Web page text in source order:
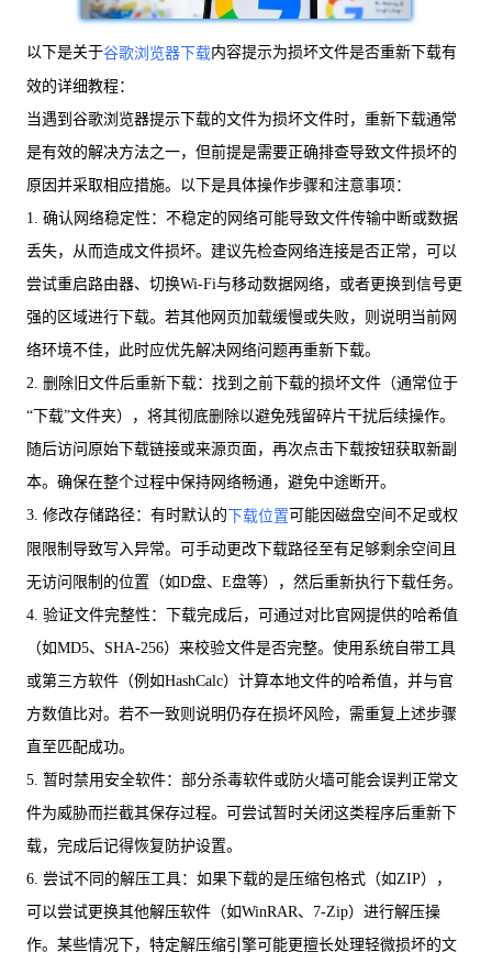
以下是关于谷歌浏览器下载内容提示为损坏文件是否重新下载有
效的详细教程：
当遇到谷歌浏览器提示下载的文件为损坏文件时，重新下载通常
是有效的解决方法之一，但前提是需要正确排查导致文件损坏的
原因并采取相应措施。以下是具体操作步骤和注意事项：
1. 确认网络稳定性：不稳定的网络可能导致文件传输中断或数据
丢失，从而造成文件损坏。建议先检查网络连接是否正常，可以
尝试重启路由器、切换Wi-Fi与移动数据网络，或者更换到信号更
强的区域进行下载。若其他网页加载缓慢或失败，则说明当前网
络环境不佳，此时应优先解决网络问题再重新下载。
2. 删除旧文件后重新下载：找到之前下载的损坏文件（通常位于
“下载”文件夹），将其彻底删除以避免残留碎片干扰后续操作。
随后访问原始下载链接或来源页面，再次点击下载按钮获取新副
本。确保在整个过程中保持网络畅通，避免中途断开。
3. 修改存储路径：有时默认的下载位置 可能因磁盘空间不足或权
限限制导致写入异常。可手动更改下载路径至有足够剩余空间且
无访问限制的位置（如D盘、E盘等），然后重新执行下载任务。
4. 验证文件完整性：下载完成后，可通过对比官网提供的哈希值
（如MD5、SHA-256）来校验文件是否完整。使用系统自带工具
或第三方软件（例如HashCalc）计算本地文件的哈希值，并与官
方数值比对。若不一致则说明仍存在损坏风险，需重复上述步骤
直至匹配成功。
5. 暂时禁用安全软件：部分杀毒软件或防火墙可能会误判正常文
件为威胁而拦截其保存过程。可尝试暂时关闭这类程序后重新下
载，完成后记得恢复防护设置。
6. 尝试不同的解压工具：如果下载的是压缩包格式（如ZIP），
可以尝试更换其他解压软件（如WinRAR、7-Zip）进行解压操
作。某些情况下，特定解压缩引擎可能更擅长处理轻微损坏的文